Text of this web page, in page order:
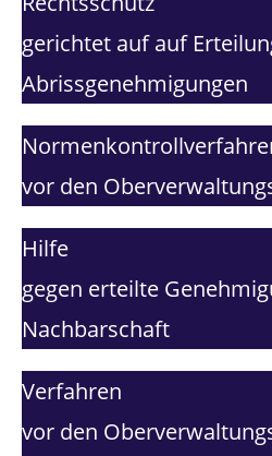
gerichtet auf auf
Abrissgenehmigungen
vor den
Hilfe
gegen erteilte
Nachbarschaft
­Verfahren
vor den